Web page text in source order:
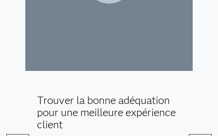
Trouver la bonne adéquation
pour une meilleure expérience
client